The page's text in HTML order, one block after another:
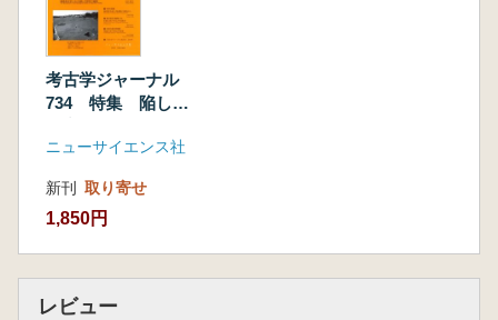
考古学ジャーナル
734 特集 陥し穴
ニューサイエンス社
新刊 取り寄せ
1,850円
レビュー